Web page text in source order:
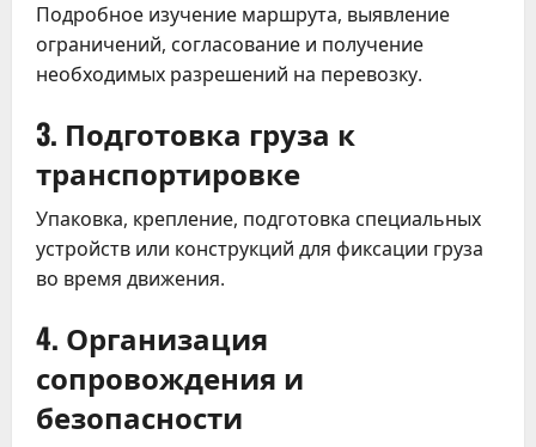
Подробное изучение маршрута, выявление
ограничений, согласование и получение
необходимых разрешений на перевозку.
3. Подготовка груза к
транспортировке
Упаковка, крепление, подготовка специальных
устройств или конструкций для фиксации груза
во время движения.
4. Организация
сопровождения и
безопасности